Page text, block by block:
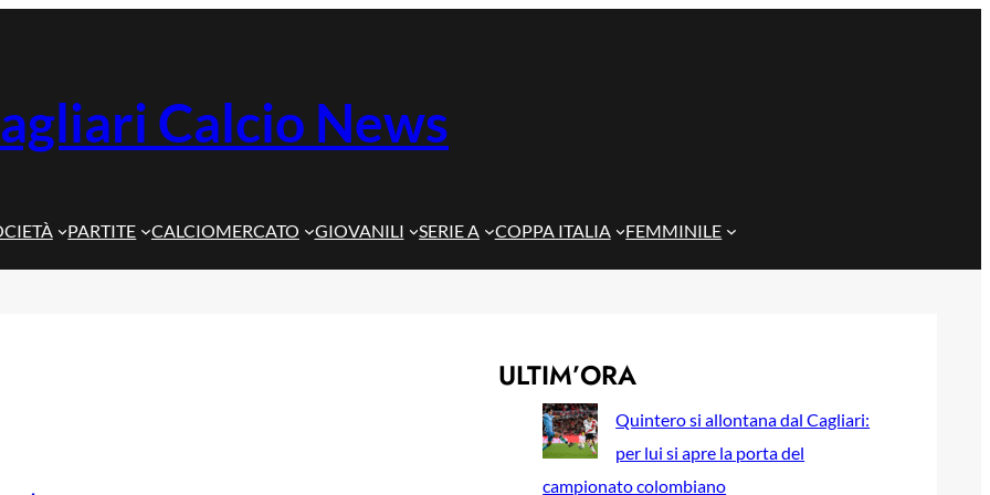
Calcio News
PARTITE CALCIOMERCATO GIOVANILI SERIE A COPPA ITALIA FEMMINILE
ULTIM’ORA
Quintero si allontana dal Cagliari:
per lui si apre la porta del
campionato colombiano